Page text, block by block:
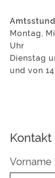
Montag,
Uhr
Dienstag
und von
Vorname